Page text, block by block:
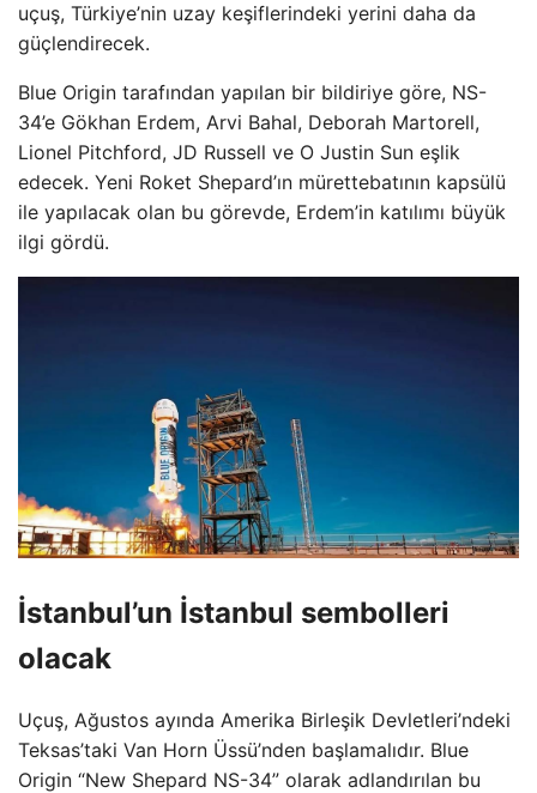
uçuş, Türkiye’nin uzay keşiflerindeki yerini daha da
güçlendirecek.
Blue Origin tarafından yapılan bir bildiriye göre, NS-
34’e Gökhan Erdem, Arvi Bahal, Deborah Martorell,
Lionel Pitchford, JD Russell ve O Justin Sun eşlik
edecek. Yeni Roket Shepard’ın mürettebatının kapsülü
ile yapılacak olan bu görevde, Erdem’in katılımı büyük
ilgi gördü.
İstanbul’un İstanbul sembolleri
olacak
Uçuş, Ağustos ayında Amerika Birleşik Devletleri’ndeki
Teksas’taki Van Horn Üssü’nden başlamalıdır. Blue
Origin “New Shepard NS-34” olarak adlandırılan bu